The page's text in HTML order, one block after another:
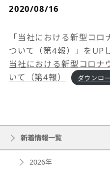
2020/08/16
「当社における新型コ
ついて（第4報）」をUP
当社における新型コロナ
いて（第4報）
ダウンロ
新着情報一覧
2026年